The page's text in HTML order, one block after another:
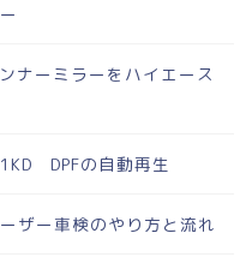
ナーミラーをハイエース
DPFの自動再生
ザー車検のやり方と流れ